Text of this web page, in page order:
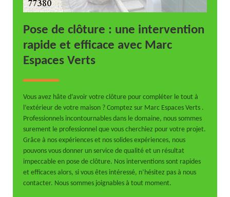
Pose de clôture : une intervention
rapide et efficace avec Marc
Espaces Verts
Vous avez hâte d’avoir votre clôture pour compléter le tout à
l’extérieur de votre maison ? Comptez sur Marc Espaces Verts .
Professionnels incontournables dans le domaine, nous sommes
surement le professionnel que vous cherchiez pour votre projet.
Grâce à nos expériences et nos solides expériences, nous
pouvons vous donner un service de qualité et un résultat
impeccable en pose de clôture. Nos interventions sont rapides
et efficaces alors, si vous êtes intéressé, n’hésitez pas à nous
contacter. Nous sommes joignables à tout moment.